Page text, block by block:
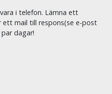
i telefon. Lämna ett
ett mail till respons(se e-post
dagar!